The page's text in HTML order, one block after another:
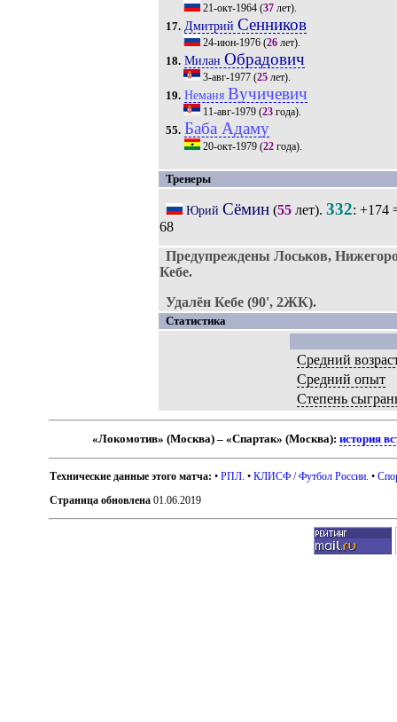
21-окт-1964(37лет).
17. Дмитрий Сенников
24-июн-1976(26лет).
18. Милан Обрадович
3-авг-1977(25лет).
19. Неманя Вучичевич
11-авг-1979(23года).
55. Баба Адаму
20-окт-1979(22года).
Тренеры
Юрий Сёмин(55лет). 332: +174
68
Предупреждены Лоськов,
Кебе.
Удалён Кебе (90', 2ЖК).
Статистика
Средний
Средний опыт
Степень
«Локомотив» (Москва) – «Спартак» (Москва):история
Технические данные этого матча: •РПЛ . •КЛИСФ / Футбол России . •
Страница обновлена 01.06.2019